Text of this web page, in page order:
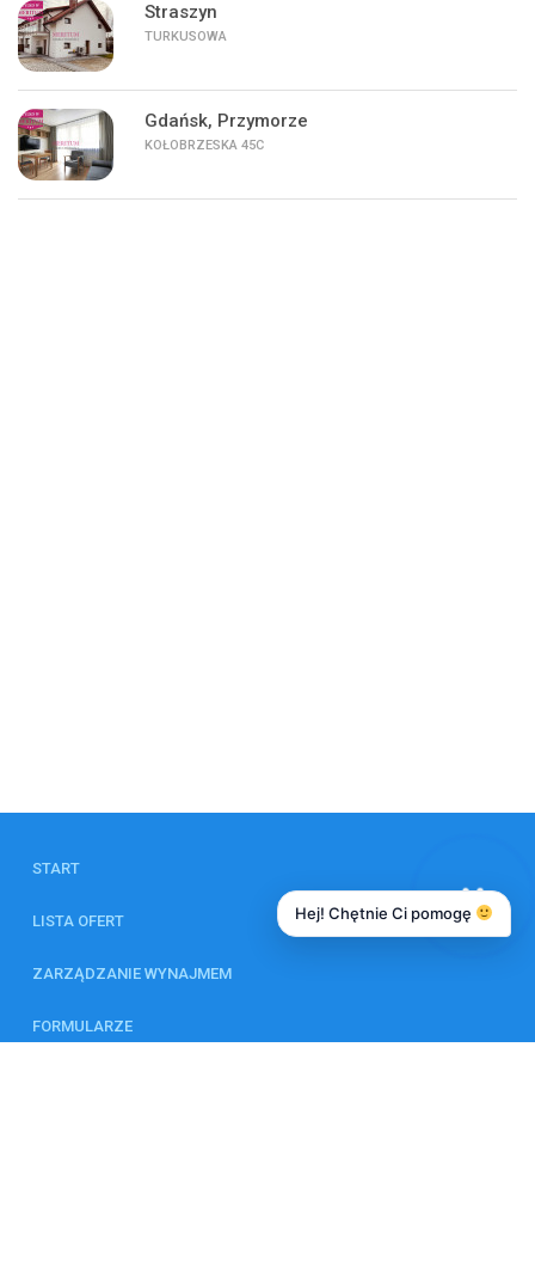
Straszyn
TURKUSOWA
Gdańsk, Przymorze
KOŁOBRZESKA 45C
START
LISTA OFERT
ZARZĄDZANIE WYNAJMEM
FORMULARZE
Hej! Chętnie Ci pomogę